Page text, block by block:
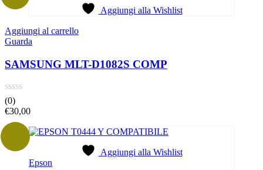
Aggiungi alla Wishlist
Aggiungi al carrello
Guarda
SAMSUNG MLT-D1082S COMP
(0)
€30,00
Aggiungi alla Wishlist
Epson